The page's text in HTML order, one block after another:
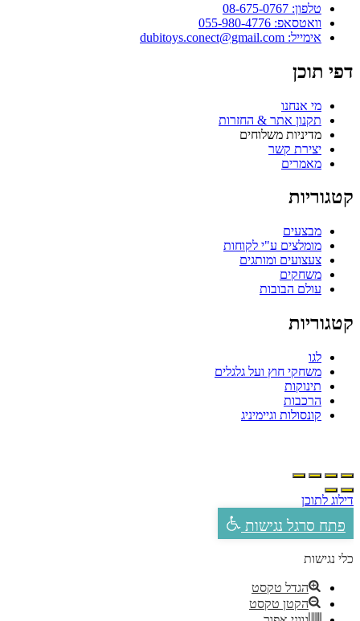
טלפון: 08-675-0767
וואטסאפ: 055-980-4776
אימייל: dubitoys.conect@gmail.com
דפי תוכן
מי אנחנו
תקנון אתר & החזרות
מדיניות משלוחים
יצירת קשר
מאמרים
קטגוריות
מבצעים
מומלצים ע"י לקוחות
צעצועים ומותגים
משחקים
עולם הבובות
קטגוריות
לגו
משחקי חוץ ועל גלגלים
תינוקות
הרכבות
קונסולות וגיימיניג
דילוג לתוכן
פתח סרגל נגישות
כלי נגישות
הגדל טקסט
הקטן טקסט